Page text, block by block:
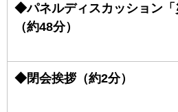
◆パネルディスカッション「
（約48分）
◆閉会挨拶（約2分）